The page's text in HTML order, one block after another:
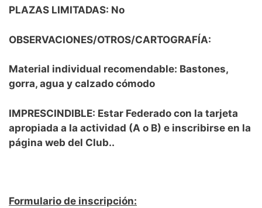
PLAZAS LIMITADAS: No
OBSERVACIONES/OTROS/CARTOGRAFÍA:
Material individual recomendable: Bastones,
gorra, agua y calzado cómodo
IMPRESCINDIBLE: Estar Federado con la tarjeta
apropiada a la actividad (A o B) e inscribirse en la
página web del Club..
Formulario de inscripción: